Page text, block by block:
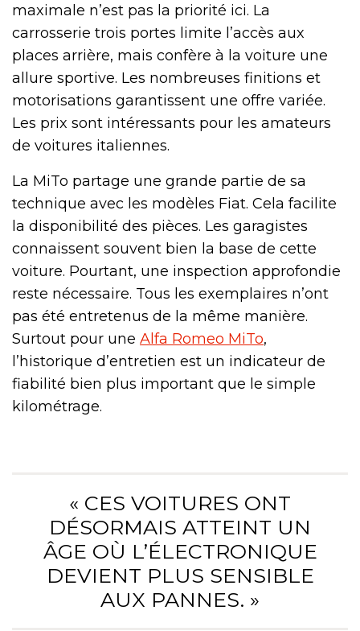
maximale n’est pas la priorité ici. La
carrosserie trois portes limite l’accès aux
places arrière, mais confère à la voiture une
allure sportive. Les nombreuses finitions et
motorisations garantissent une offre variée.
Les prix sont intéressants pour les amateurs
de voitures italiennes.
La MiTo partage une grande partie de sa
technique avec les modèles Fiat. Cela facilite
la disponibilité des pièces. Les garagistes
connaissent souvent bien la base de cette
voiture. Pourtant, une inspection approfondie
reste nécessaire. Tous les exemplaires n’ont
pas été entretenus de la même manière.
Surtout pour une Alfa Romeo MiTo,
l’historique d’entretien est un indicateur de
fiabilité bien plus important que le simple
kilométrage.
« CES VOITURES ONT
DÉSORMAIS ATTEINT UN
ÂGE OÙ L’ÉLECTRONIQUE
DEVIENT PLUS SENSIBLE
AUX PANNES. »